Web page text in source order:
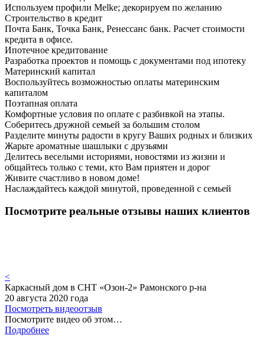
Используем профили Melke; декорируем по желанию
Строительство в кредит
Почта Банк, Точка Банк, Ренессанс банк. Расчет стоимости
кредита в офисе.
Ипотечное кредитование
Разработка проектов и помощь с документами под ипотеку
Материнский капитал
Воспользуйтесь возможностью оплаты материнским
капиталом
Поэтапная оплата
Комфортные условия по оплате с разбивкой на этапы.
Соберитесь дружной семьей за большим столом
Разделите минуты радости в кругу Ваших родных и близких
Жарьте ароматные шашлыки с друзьями
Делитесь веселыми историями, новостями из жизни и
общайтесь только с теми, кто Вам приятен и дорог
Живите счастливо в новом доме!
Наслаждайтесь каждой минутой, проведенной с семьей
Посмотрите реальные отзывы наших клиентов
<
Каркасный дом в СНТ «Озон-2» Рамонского р-на
20 августа 2020 года
Посмотреть видеоотзыв
Посмотрите видео об этом…
Подробнее